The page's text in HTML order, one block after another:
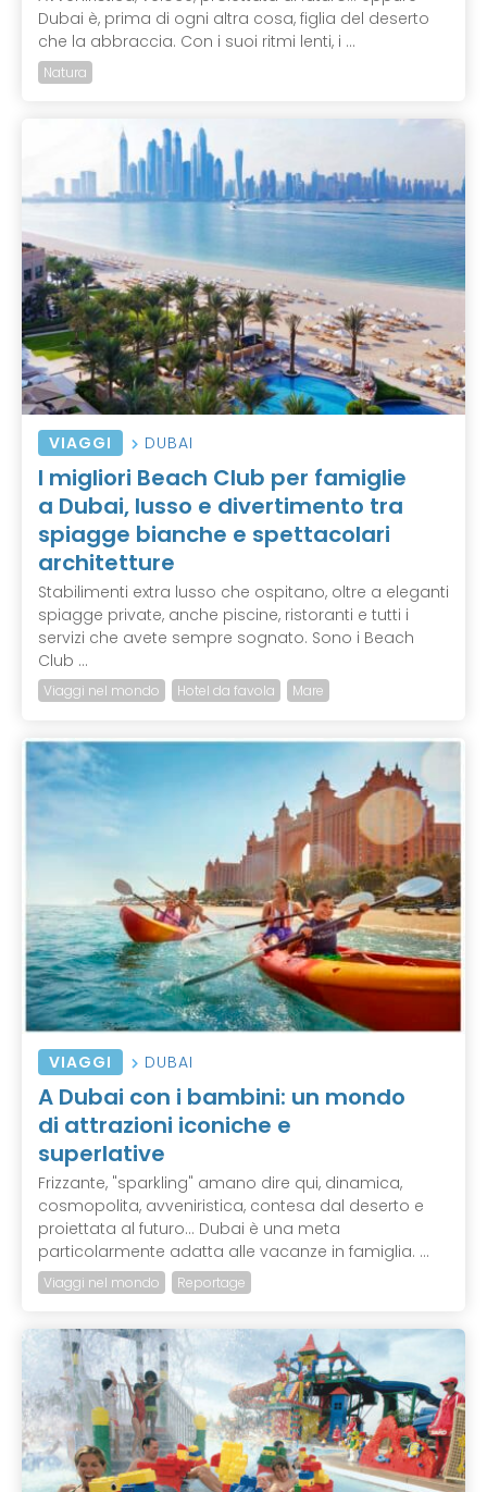
Dubai è, prima di ogni altra cosa, figlia del deserto
che la abbraccia. Con i suoi ritmi lenti, i ...
Natura
VIAGGI DUBAI
I migliori Beach Club per famiglie
a Dubai, lusso e divertimento tra
spiagge bianche e spettacolari
architetture
Stabilimenti extra lusso che ospitano, oltre a eleganti
spiagge private, anche piscine, ristoranti e tutti i
servizi che avete sempre sognato. Sono i Beach
Club ...
Viaggi nel mondo Hotel da favola Mare
VIAGGI DUBAI
A Dubai con i bambini: un mondo
di attrazioni iconiche e
superlative
Frizzante, "sparkling" amano dire qui, dinamica,
cosmopolita, avveniristica, contesa dal deserto e
proiettata al futuro... Dubai è una meta
particolarmente adatta alle vacanze in famiglia. ...
Viaggi nel mondo Reportage